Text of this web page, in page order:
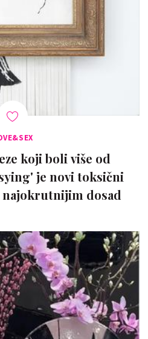
koji boli više od
je novi toksični
dosad